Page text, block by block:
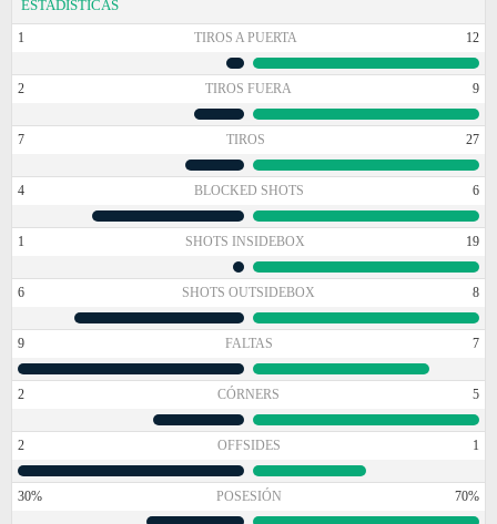
ESTADÍSTICAS
1 TIROS A PUERTA 12
2 TIROS FUERA 9
7 TIROS 27
4 BLOCKED SHOTS 6
1 SHOTS INSIDEBOX 19
6 SHOTS OUTSIDEBOX 8
9 FALTAS 7
2 CÓRNERS 5
2 OFFSIDES 1
30% POSESIÓN 70%